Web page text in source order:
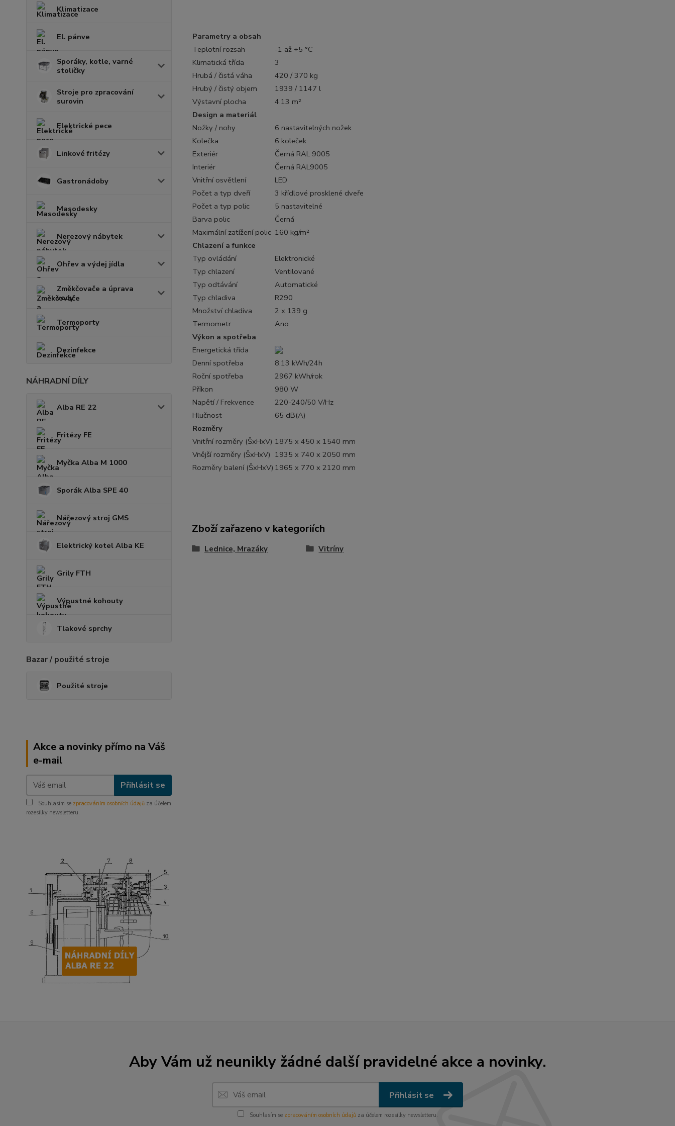
Klimatizace
El. pánve
Sporáky, kotle, varné
stoličky
Stroje pro zpracování
surovin
Elektrické pece
Linkové fritézy
Gastronádoby
Masodesky
Nerezový nábytek
Ohřev a výdej jídla
Změkčovače a úprava
vody
Termoporty
Dezinfekce
NÁHRADNÍ DÍLY
Alba RE 22
Fritézy FE
Myčka Alba M 1000
Sporák Alba SPE 40
Nářezový stroj GMS
Elektrický kotel Alba KE
Grily FTH
Výpustné kohouty
Tlakové sprchy
Bazar / použité stroje
Použité stroje
Akce a novinky přímo na Váš
e-mail
Přihlásit se
Souhlasím se zpracováním osobních údajů za účelem
rozesílky newsletteru.
Parametry a obsah
Teplotní rozsah
-1 až +5 °C
Klimatická třída
3
Hrubá / čistá váha
420 / 370 kg
Hrubý / čistý objem
1939 / 1147 l
Výstavní plocha
4.13 m²
Design a materiál
Nožky / nohy
6 nastavitelných nožek
Kolečka
6 koleček
Exteriér
Černá RAL 9005
Interiér
Černá RAL9005
Vnitřní osvětlení
LED
Počet a typ dveří
3 křídlové prosklené dveře
Počet a typ polic
5 nastavitelné
Barva polic
Černá
Maximální zatížení polic 160 kg/m²
Chlazení a funkce
Typ ovládání
Elektronické
Typ chlazení
Ventilované
Typ odtávání
Automatické
Typ chladiva
R290
Množství chladiva
2 x 139 g
Termometr
Ano
Výkon a spotřeba
Energetická třída
Denní spotřeba
8.13 kWh/24h
Roční spotřeba
2967 kWh/rok
Příkon
980 W
Napětí / Frekvence
220-240/50 V/Hz
Hlučnost
65 dB(A)
Rozměry
Vnitřní rozměry (ŠxHxV) 1875 x 450 x 1540 mm
Vnější rozměry (ŠxHxV) 1935 x 740 x 2050 mm
Rozměry balení (ŠxHxV) 1965 x 770 x 2120 mm
Zboží zařazeno v kategoriích
Lednice, Mrazáky Vitríny
Aby Vám už neunikly žádné další pravidelné akce a novinky.
Přihlásit se
Souhlasím se zpracováním osobních údajůza účelem rozesílky newsletteru.